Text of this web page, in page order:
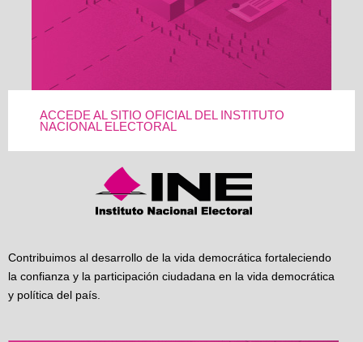
ACCEDE AL SITIO OFICIAL DEL INSTITUTO
NACIONAL ELECTORAL
Contribuimos al desarrollo de la vida democrática fortaleciendo
la confianza y la participación ciudadana en la vida democrática
y política del país.